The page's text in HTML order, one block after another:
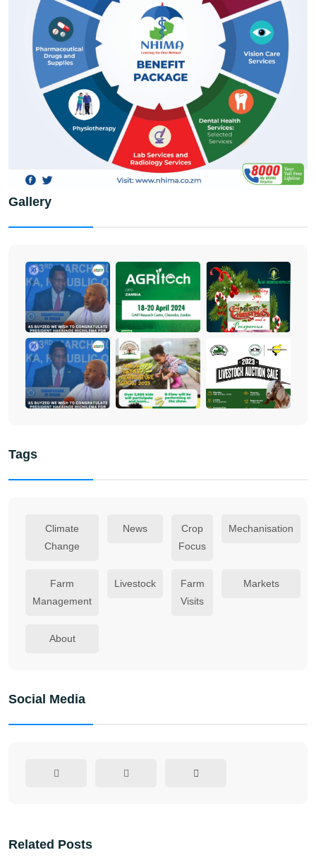
Gallery
Tags
Climate
Change
News
Crop
Focus
Mechanisation
Farm
Management
Livestock
Farm
Visits
Markets
About
Social Media
Related Posts